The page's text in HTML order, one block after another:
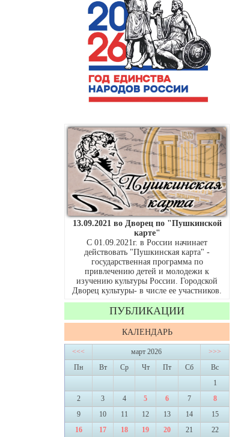
13.09.2021 во Дворец по "Пушкинской
карте"
С 01.09.2021г. в России начинает
действовать "Пушкинская карта" -
государственная программа по
привлечению детей и молодежи к
изучению культуры России. Городской
Дворец культуры- в числе ее участников.
ПУБЛИКАЦИИ
КАЛЕНДАРЬ
<<< март 2026
>>>
Пн
Вт Ср Чт Пт Сб
Вс
1
2
3 4 5 6 7
8
9
10 11 12 13 14
15
16
17 18 19 20 21 22